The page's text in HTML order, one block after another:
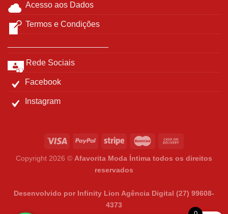
Acesso aos Dados
Termos e Condições
Rede Sociais
Facebook
Instagram
Copyright 2026 © Afavorita Moda Íntima todos os direitos
reservados
Desenvolvido por Infinity Lion Agência Digital (27) 99608-
4373